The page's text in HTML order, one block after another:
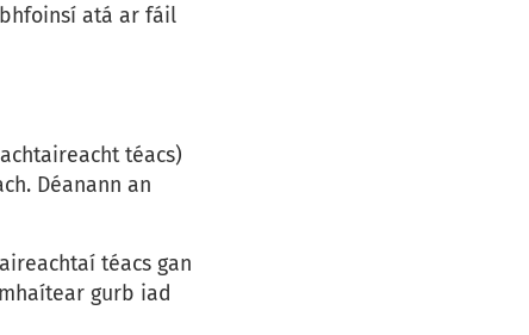
atá ar fáil
téacs)
Déanann an
téacs gan
gurb iad